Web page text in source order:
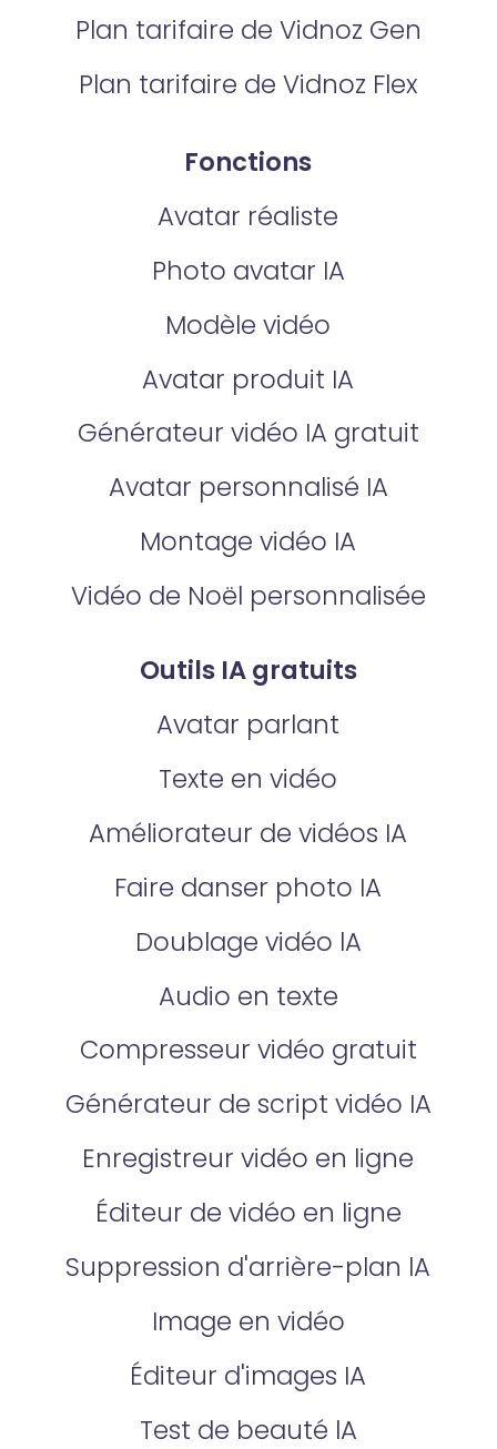
Plan tarifaire de Vidnoz Gen
Plan tarifaire de Vidnoz Flex
Fonctions
Avatar réaliste
Photo avatar IA
Modèle vidéo
Avatar produit IA
Générateur vidéo IA gratuit
Avatar personnalisé IA
Montage vidéo IA
Vidéo de Noël personnalisée
Outils IA gratuits
Avatar parlant
Texte en vidéo
Améliorateur de vidéos IA
Faire danser photo IA
Doublage vidéo lA
Audio en texte
Compresseur vidéo gratuit
Générateur de script vidéo IA
Enregistreur vidéo en ligne
Éditeur de vidéo en ligne
Suppression d'arrière-plan lA
Image en vidéo
Éditeur d'images IA
Test de beauté lA